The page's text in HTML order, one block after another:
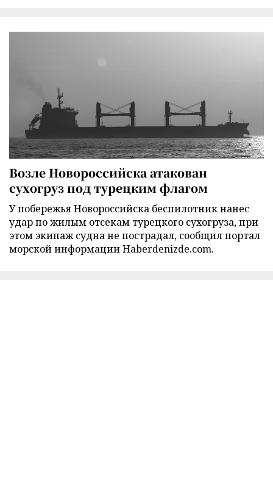
Возле Новороссийска атакован
сухогруз под турецким флагом
У побережья Новороссийска беспилотник нанес
удар по жилым отсекам турецкого сухогруза, при
этом экипаж судна не пострадал, сообщил портал
морской информации Haberdenizde.com.